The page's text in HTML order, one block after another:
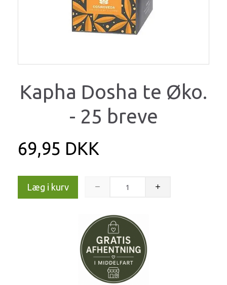
Kapha Dosha te Øko.
- 25 breve
69,95 DKK
Læg i kurv